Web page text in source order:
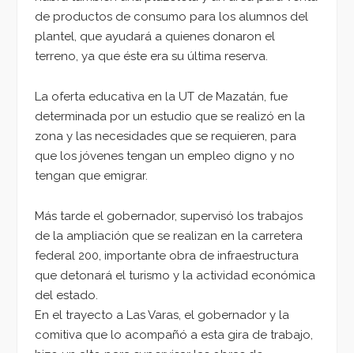
de productos de consumo para los alumnos del
plantel, que ayudará a quienes donaron el
terreno, ya que éste era su última reserva.
La oferta educativa en la UT de Mazatán, fue
determinada por un estudio que se realizó en la
zona y las necesidades que se requieren, para
que los jóvenes tengan un empleo digno y no
tengan que emigrar.
Más tarde el gobernador, supervisó los trabajos
de la ampliación que se realizan en la carretera
federal 200, importante obra de infraestructura
que detonará el turismo y la actividad económica
del estado.
En el trayecto a Las Varas, el gobernador y la
comitiva que lo acompañó a esta gira de trabajo,